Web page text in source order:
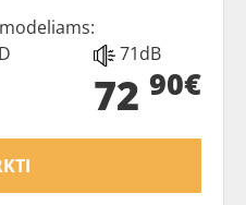
71dB
72 90€